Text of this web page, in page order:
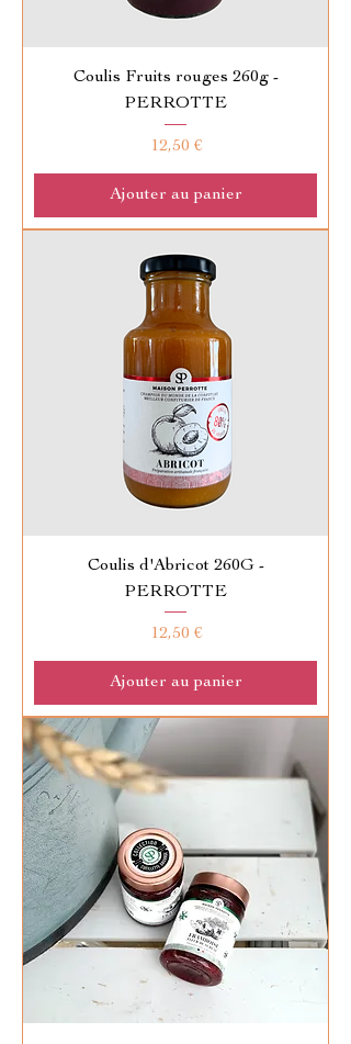
Coulis Fruits rouges 260g -
PERROTTE
Prix
12,50 €
Ajouter au panier
Coulis d'Abricot 260G -
PERROTTE
Prix
12,50 €
Ajouter au panier